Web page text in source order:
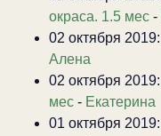
окраса. 1.5 мес -
02 октября 2019:
Алена
02 октября 2019:
мес - Екатерина
01 октября 2019: